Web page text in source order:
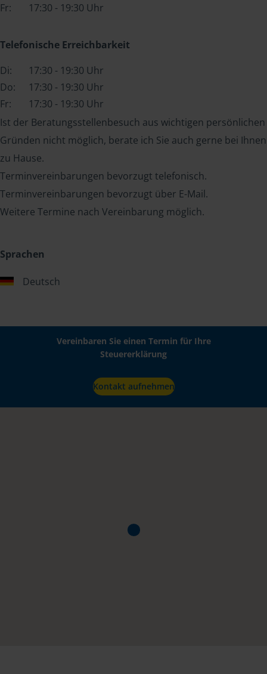
Fr:
17:30 - 19:30 Uhr
Telefonische Erreichbarkeit
Di:
17:30 - 19:30 Uhr
Do:
17:30 - 19:30 Uhr
Fr:
17:30 - 19:30 Uhr
Ist der Beratungsstellenbesuch aus wichtigen persönlichen
Gründen nicht möglich, berate ich Sie auch gerne bei Ihnen
zu Hause.
Terminvereinbarungen bevorzugt telefonisch.
Terminvereinbarungen bevorzugt über E-Mail.
Weitere Termine nach Vereinbarung möglich.
Sprachen
Deutsch
Vereinbaren Sie einen Termin für Ihre
Steuererklärung
Kontakt aufnehmen